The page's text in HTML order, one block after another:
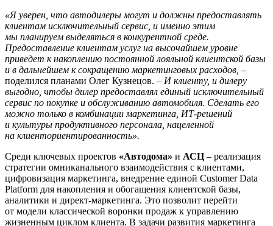
«Я уверен, что автодилеры могут и должны предоставлять
клиентам исключительный сервис, и именно этим
мы планируем выделяться в конкурентной среде.
Предоставление клиентам услуг на высочайшем уровне
приведет к накоплению постоянной лояльной клиентской базы
и в дальнейшем к сокращению маркетинговых расходов, –
поделился планами Олег Кузнецов. – И клиенту, и дилеру
выгодно, чтобы дилер предоставлял единый исключительный
сервис по покупке и обслуживанию автомобиля. Сделать его
можно только в комбинации маркетинга, ИТ-решений
и культуры продуктивного персонала, нацеленной
на клиенториентированность».
Среди ключевых проектов «Автодома» и АСЦ – реализация
стратегии омниканального взаимодействия с клиентами,
цифровизация маркетинга, внедрение единой Customer Data
Platform для накопления и обогащения клиентской базы,
аналитики и директ-маркетинга. Это позволит перейти
от модели классической воронки продаж к управлению
жизненным циклом клиента. В задачи развития маркетинга